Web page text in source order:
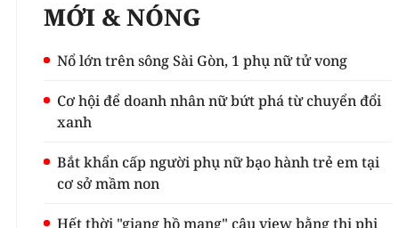
MỚI & NÓNG
Nổ lớn trên sông Sài Gòn, 1 phụ nữ tử vong
Cơ hội để doanh nhân nữ bứt phá từ chuyển đổi
xanh
Bắt khẩn cấp người phụ nữ bạo hành trẻ em tại
cơ sở mầm non
Hết thời "giang hồ mạng" câu view bằng thị phi